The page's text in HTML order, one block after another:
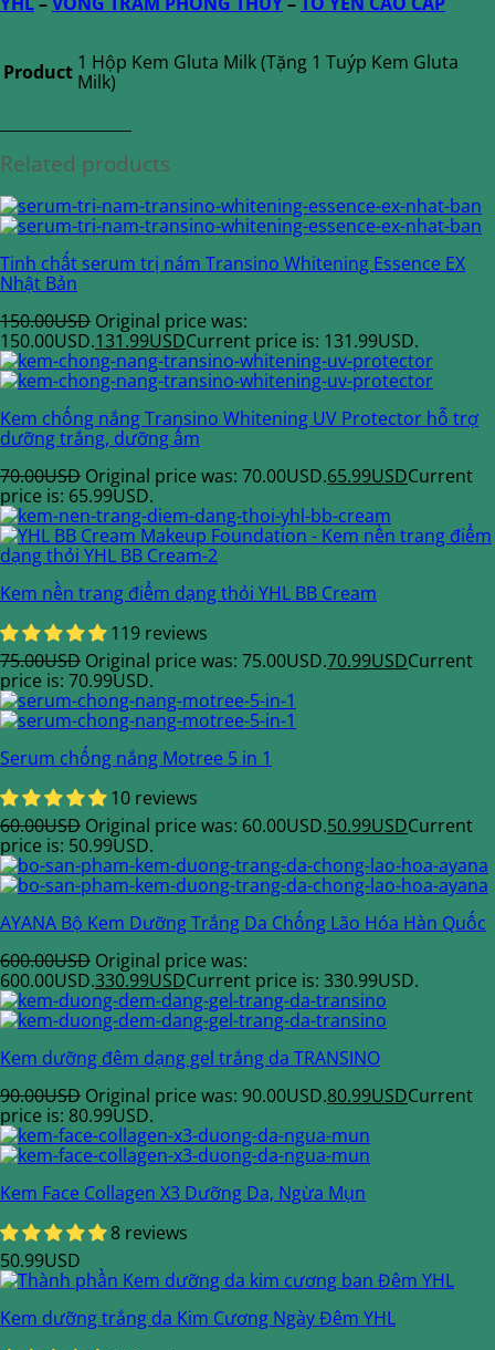
Product 1 Hộp Kem Gluta Milk (Tặng 1 Tuýp Kem Gluta
Milk)
Related products
Tinh chất serum trị nám Transino Whitening Essence EX
Nhật Bản
150.00USD Original price was:
150.00USD.131.99USDCurrent price is: 131.99USD.
Kem chống nắng Transino Whitening UV Protector hỗ trợ
dưỡng trắng, dưỡng ẩm
70.00USD Original price was: 70.00USD.65.99USDCurrent
price is: 65.99USD.
Kem nền trang điểm dạng thỏi YHL BB Cream
119 reviews
75.00USD Original price was: 75.00USD.70.99USDCurrent
price is: 70.99USD.
Serum chống nắng Motree 5 in 1
10 reviews
60.00USD Original price was: 60.00USD.50.99USDCurrent
price is: 50.99USD.
AYANA Bộ Kem Dưỡng Trắng Da Chống Lão Hóa Hàn Quốc
600.00USD Original price was:
600.00USD.330.99USDCurrent price is: 330.99USD.
Kem dưỡng đêm dạng gel trắng da TRANSINO
90.00USD Original price was: 90.00USD.80.99USDCurrent
price is: 80.99USD.
Kem Face Collagen X3 Dưỡng Da, Ngừa Mụn
8 reviews
50.99USD
Kem dưỡng trắng da Kim Cương Ngày Đêm YHL